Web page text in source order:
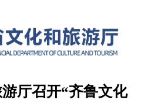
厅召开“齐鲁文化